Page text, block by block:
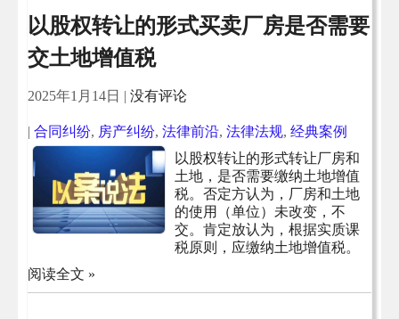
以股权转让的形式买卖厂房是否需要
交土地增值税
2025年1月14日 | 没有评论
| 合同纠纷, 房产纠纷, 法律前沿, 法律法规, 经典案例
以股权转让的形式转让厂房和
土地，是否需要缴纳土地增值
税。否定方认为，厂房和土地
的使用（单位）未改变，不
交。肯定放认为，根据实质课
税原则，应缴纳土地增值税。
阅读全文 »